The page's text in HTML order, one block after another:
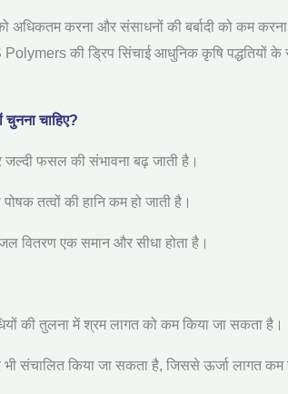
अधिकतम करना और संसाधनों की बर्बादी को कम
Polymers की ड्रिप सिंचाई आधुनिक कृषि पद्धतियों
चुनना चाहिए?
फसल की संभावना बढ़ जाती है।
तत्वों की हानि कम हो जाती है।
वितरण एक समान और सीधा होता है।
की तुलना में श्रम लागत को कम किया जा सकता है।
संचालित किया जा सकता है, जिससे ऊर्जा लागत कम